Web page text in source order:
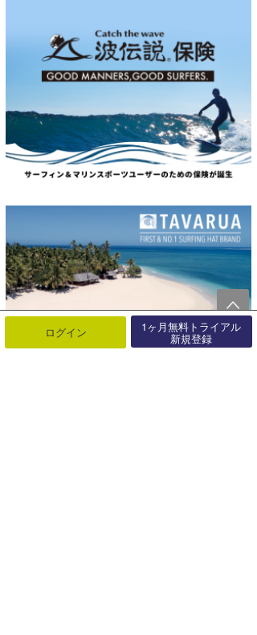
ログイン 1ヶ月無料トライアル
新規登録